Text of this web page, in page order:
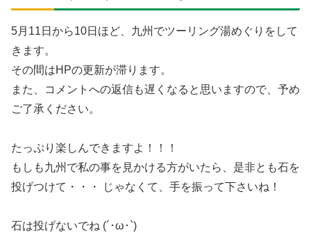
5月11日から10日ほど、九州でツーリング湯めぐりをして
きます。
その間はHPの更新が滞ります。
また、コメントへの返信も遅くなると思いますので、予め
ご了承ください。
たっぷり楽しんできますよ！！！
もしも九州で私の事を見かける方がいたら、是非とも石を
投げつけて・・・ じゃなくて、手を振って下さいね！
石は投げないでね (´･ω･`)